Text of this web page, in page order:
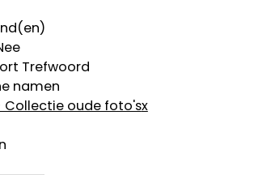
Trefwoord
namen
Collectie oude foto'sx